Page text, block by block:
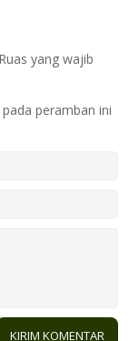
Ruas yang wajib
peramban ini